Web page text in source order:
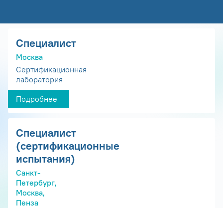
Специалист
Москва
Сертификационная
лаборатория
Подробнее
Специалист
(сертификационные
испытания)
Санкт-
Петербург,
Москва,
Пенза